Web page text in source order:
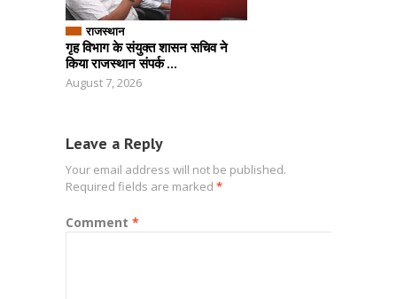
राजस्थान
गृह विभाग के संयुक्त शासन सचिव ने
किया राजस्थान संपर्क ...
August 7, 2026
Leave a Reply
Your email address will not be published.
Required fields are marked *
Comment *